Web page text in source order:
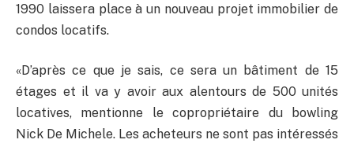
1990 laissera place à un nouveau projet immobilier de
condos locatifs.
«D’après ce que je sais, ce sera un bâtiment de 15
étages et il va y avoir aux alentours de 500 unités
locatives, mentionne le copropriétaire du bowling
Nick De Michele. Les acheteurs ne sont pas intéressés